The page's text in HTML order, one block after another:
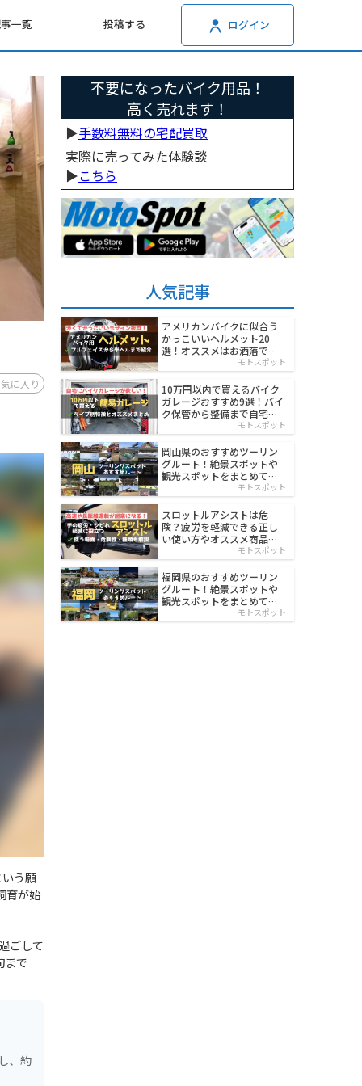
一覧 投稿する ログイン
に入り
う願
育が始
ごして
まで
、約
不要になったバイク用品！
高く売れます！
▶︎手数料無料の宅配買取
実際に売ってみた体験談
▶︎こちら
人気記事
アメリカンバイクに似合う
かっこいいヘルメット20
選！オススメはお洒落でワ
モトスポット
10万円以内で買えるバイク
ガレージおすすめ9選！バイ
ク保管から整備まで自宅で
モトスポット
岡山県のおすすめツーリン
グルート！絶景スポットや
観光スポットをまとめて紹
モトスポット
スロットルアシストは危
険？疲労を軽減できる正し
い使い方やオススメ商品を
モトスポット
福岡県のおすすめツーリン
グルート！絶景スポットや
観光スポットをまとめて紹
モトスポット